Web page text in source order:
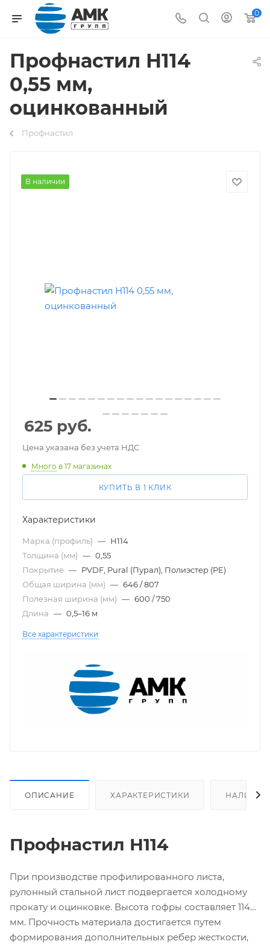
0
Профнастил Н114
0,55 мм,
оцинкованный
Профнастил
В наличии
625 руб.
Цена указана без учета НДС
Много в 17 магазинах
КУПИТЬ В 1 КЛИК
Характеристики
Марка (профиль) — Н114
Толщина (мм) — 0,55
Покрытие — PVDF, Pural (Пурал), Полиэстер (PE)
Общая ширина (мм) — 646 / 807
Полезная ширина (мм) — 600 / 750
Длина — 0,5–16 м
Все характеристики
ОПИСАНИЕ ХАРАКТЕРИСТИКИ НАЛИЧИЕ
Профнастил Н114
При производстве профилированного листа,
рулонный стальной лист подвергается холодному
прокату и оцинковке. Высота гофры составляет 114
мм. Прочность материала достигается путем
формирования дополнительных ребер жесткости,